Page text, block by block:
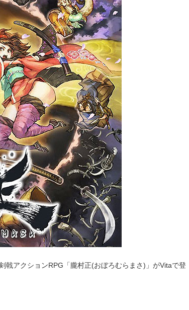
戟アクションRPG「朧村正(おぼろむらまさ)」がVitaで登